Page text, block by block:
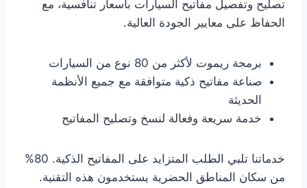
تصليح وتفصيل مفاتيح السيارات بأسعار تنافسية، مع
الحفاظ على معايير الجودة العالية.
برمجة ريموت لأكثر من 80 نوع من السيارات
صناعة مفاتيح ذكية متوافقة مع جميع الأنظمة
الحديثة
خدمة سريعة وفعالة لنسخ وتصليح المفاتيح
خدماتنا تلبي الطلب المتزايد على المفاتيح الذكية. 80%
من سكان المناطق الحضرية يستخدمون هذه التقنية.